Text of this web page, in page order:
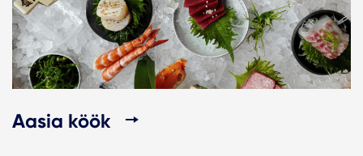
Aasia köök